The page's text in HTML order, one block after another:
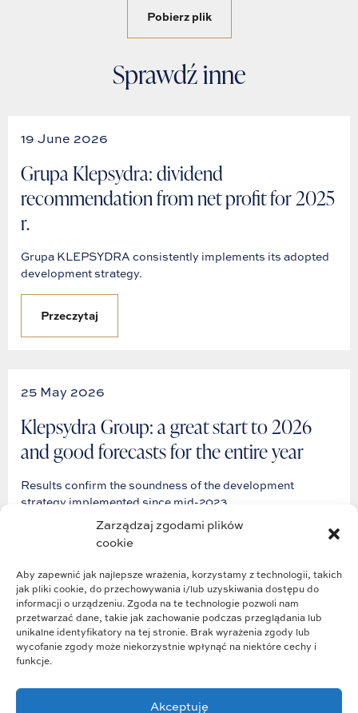
Zarządzaj zgodami plików
cookie
Aby zapewnić jak najlepsze wrażenia, korzystamy z technologii, takich
jak pliki cookie, do przechowywania i/lub uzyskiwania dostępu do
informacji o urządzeniu. Zgoda na te technologie pozwoli nam
przetwarzać dane, takie jak zachowanie podczas przeglądania lub
unikalne identyfikatory na tej stronie. Brak wyrażenia zgody lub
wycofanie zgody może niekorzystnie wpłynąć na niektóre cechy i
funkcje.
Akceptuję
Pobierz plik
Sprawdź inne
19 June 2026
Grupa Klepsydra: dividend
recommendation from net profit for 2025
r.
Grupa KLEPSYDRA consistently implements its adopted
development strategy.
Przeczytaj
25 May 2026
Klepsydra Group: a great start to 2026
and good forecasts for the entire year
Results confirm the soundness of the development
strategy implemented since mid-2023.
Przeczytaj
Group structure